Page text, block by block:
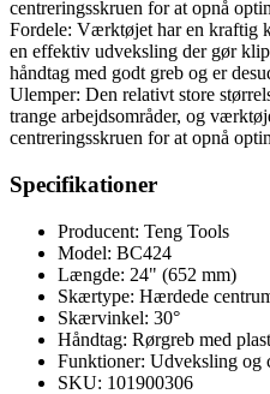
centreringsskruen for at opnå
Fordele: Værktøjet har en kraftig
en effektiv udveksling der gør
håndtag med godt greb og er
Ulemper: Den relativt store
trange arbejdsområder, og
centreringsskruen for at opnå
Specifikationer
Producent: Teng Tools
Model: BC424
Længde: 24" (652 mm)
Skærtype: Hærdede
Skærvinkel: 30°
Håndtag: Rørgreb med
Funktioner: Udveksling og
SKU: 101900306